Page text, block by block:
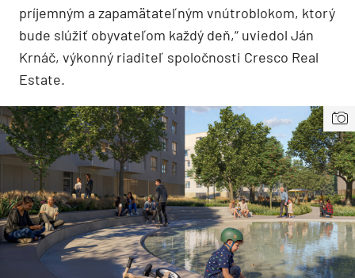
príjemným a zapamätateľným vnútroblokom, ktorý
bude slúžiť obyvateľom každý deň,“ uviedol Ján
Krnáč, výkonný riaditeľ spoločnosti Cresco Real
Estate.